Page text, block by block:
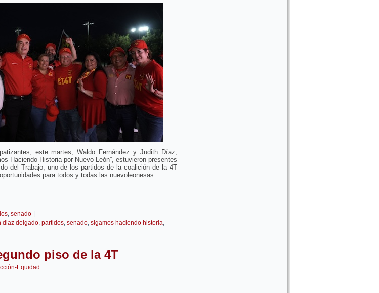
este martes, Waldo Fernández y Judith Díaz,
Haciendo Historia por Nuevo León”, estuvieron presentes
del Trabajo, uno de los partidos de la coalición de la 4T
para todos y todas las nuevoleonesas.
, senado
diaz delgado, partidos, senado, sigamos haciendo historia,
piso de la 4T
Equidad